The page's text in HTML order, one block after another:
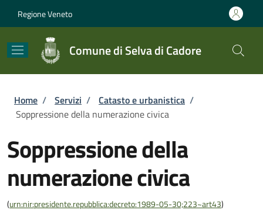
Regione Veneto
Comune di Selva di Cadore
Briciole di pane
Home / Servizi / Catasto e urbanistica /
Soppressione della numerazione civica
Soppressione della
numerazione civica
(urn:nir:presidente.repubblica:decreto:1989-05-30;223~art43)